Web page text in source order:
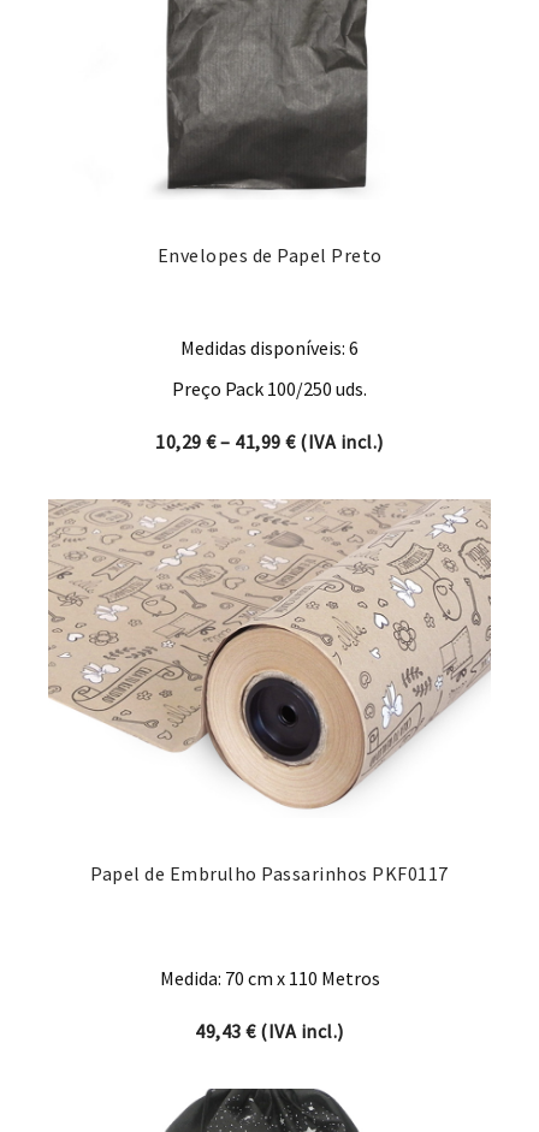
Envelopes de Papel Preto
Medidas disponíveis: 6
Preço Pack 100/250 uds.
10,29€– 41,99€Price range: 10,29 €
(IVA incl.)
Papel de Embrulho Passarinhos PKF0117
Medida: 70 cm x 110 Metros
49,43€(IVA incl.)